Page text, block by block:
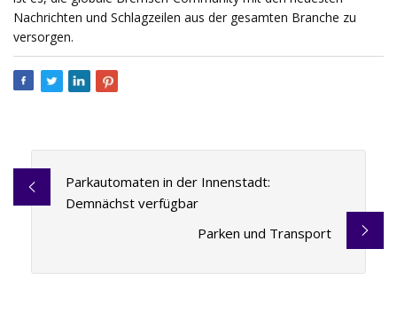
Nachrichten und Schlagzeilen aus der gesamten Branche zu
versorgen.
Parkautomaten in der Innenstadt:
Demnächst verfügbar
Parken und Transport